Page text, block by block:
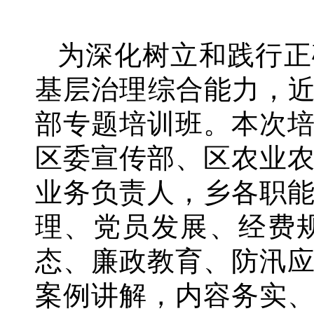
为深化树立和践行
基层治理综合能力，
部专题培训班。本次
区委宣传部、区农业
业务负责人，乡各职
理、党员发展、经费
态、廉政教育、防汛
案例讲解，内容务实